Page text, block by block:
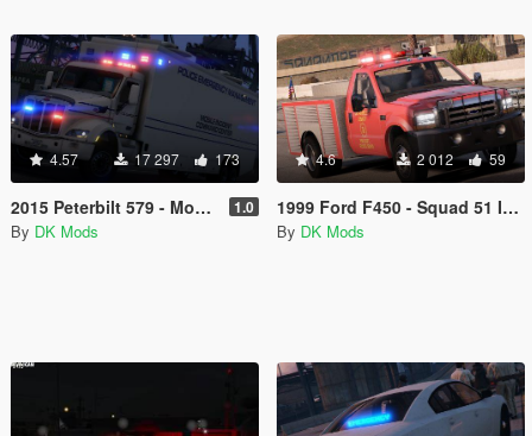
4.57 17 297 173
2015 Peterbilt 579 - Mobile Incident Command 1.0
By DK Mods
4.6 2 012 59
1999 Ford F450 - Squad 51 Inspired
By DK Mods